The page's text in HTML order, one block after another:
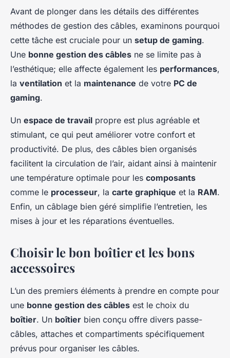
Avant de plonger dans les détails des différentes
méthodes de gestion des câbles, examinons pourquoi
cette tâche est cruciale pour un setup de gaming.
Une bonne gestion des câbles ne se limite pas à
l’esthétique; elle affecte également les performances,
la ventilation et la maintenance de votre PC de
gaming.
Un espace de travail propre est plus agréable et
stimulant, ce qui peut améliorer votre confort et
productivité. De plus, des câbles bien organisés
facilitent la circulation de l’air, aidant ainsi à maintenir
une température optimale pour les composants
comme le processeur, la carte graphique et la RAM.
Enfin, un câblage bien géré simplifie l’entretien, les
mises à jour et les réparations éventuelles.
Choisir le bon boîtier et les bons
accessoires
L’un des premiers éléments à prendre en compte pour
une bonne gestion des câbles est le choix du
boîtier. Un boîtier bien conçu offre divers passe-
câbles, attaches et compartiments spécifiquement
prévus pour organiser les câbles.